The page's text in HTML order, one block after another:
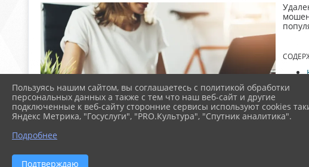
Пользуясь нашим сайтом, вы соглашаетесь с политикой обработки
персональных данных а также с тем что наш веб-сайт и другие
подключенные к веб-сайту сторонние сервисы используют cookies
Яндекс Метрика, "Госуслуги", "PRO.Культура", "Спутник аналитика".
Подробнее
Подтверждаю